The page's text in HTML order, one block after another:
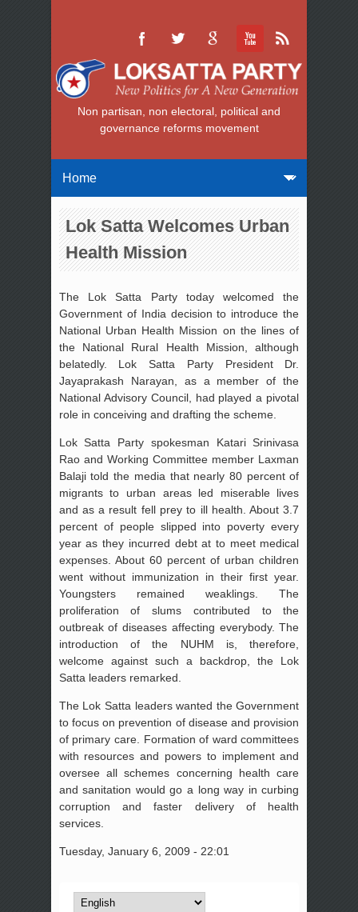
Non partisan, non electoral, political and
governance reforms movement
Lok Satta Welcomes Urban
Health Mission
The Lok Satta Party today welcomed the
Government of India decision to introduce the
National Urban Health Mission on the lines of
the National Rural Health Mission, although
belatedly. Lok Satta Party President Dr.
Jayaprakash Narayan, as a member of the
National Advisory Council, had played a pivotal
role in conceiving and drafting the scheme.
Lok Satta Party spokesman Katari Srinivasa
Rao and Working Committee member Laxman
Balaji told the media that nearly 80 percent of
migrants to urban areas led miserable lives
and as a result fell prey to ill health. About 3.7
percent of people slipped into poverty every
year as they incurred debt at to meet medical
expenses. About 60 percent of urban children
went without immunization in their first year.
Youngsters remained weaklings. The
proliferation of slums contributed to the
outbreak of diseases affecting everybody. The
introduction of the NUHM is, therefore,
welcome against such a backdrop, the Lok
Satta leaders remarked.
The Lok Satta leaders wanted the Government
to focus on prevention of disease and provision
of primary care. Formation of ward committees
with resources and powers to implement and
oversee all schemes concerning health care
and sanitation would go a long way in curbing
corruption and faster delivery of health
services.
Tuesday, January 6, 2009 - 22:01